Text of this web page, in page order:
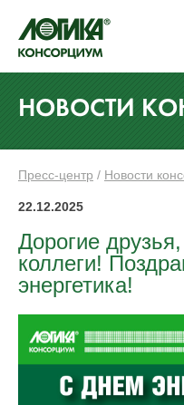
НОВОСТИ
Пресс-центр / Новости
22.12.2025
Дорогие
коллеги!
энергетика!